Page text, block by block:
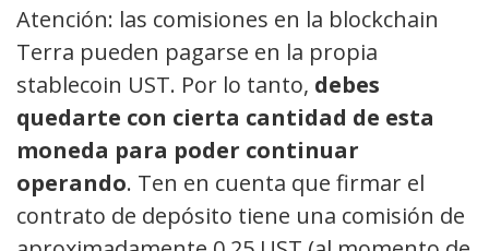
Atención: las comisiones en la blockchain
Terra pueden pagarse en la propia
stablecoin UST. Por lo tanto, debes
quedarte con cierta cantidad de esta
moneda para poder continuar
operando. Ten en cuenta que firmar el
contrato de depósito tiene una comisión de